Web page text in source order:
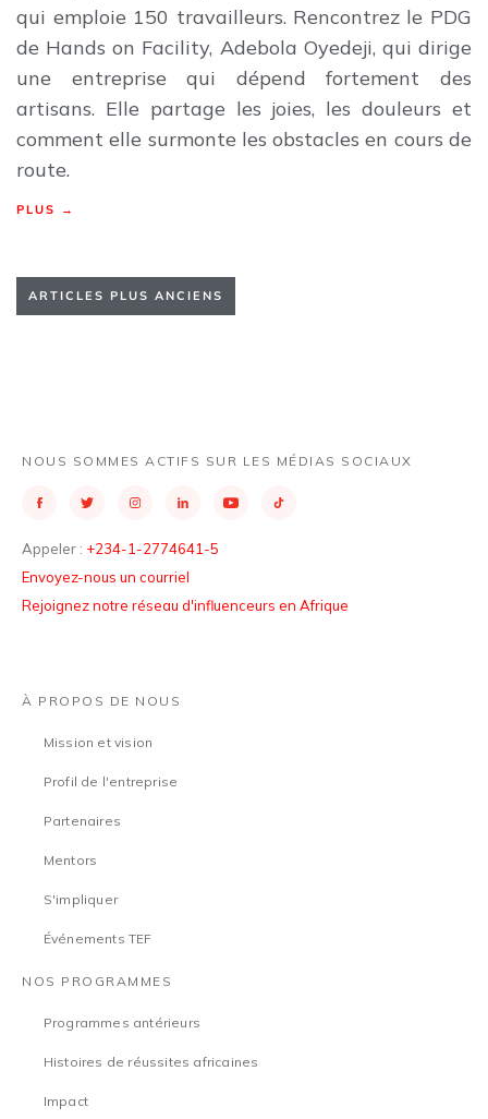
qui emploie 150 travailleurs. Rencontrez le PDG
de Hands on Facility, Adebola Oyedeji, qui dirige
une entreprise qui dépend fortement des
artisans. Elle partage les joies, les douleurs et
comment elle surmonte les obstacles en cours de
route.
PLUS →
ARTICLES PLUS ANCIENS
NOUS SOMMES ACTIFS SUR LES MÉDIAS SOCIAUX
Appeler : +234-1-2774641-5
Envoyez-nous un courriel
Rejoignez notre réseau d'influenceurs en Afrique
À PROPOS DE NOUS
Mission et vision
Profil de l'entreprise
Partenaires
Mentors
S'impliquer
Événements TEF
NOS PROGRAMMES
Programmes antérieurs
Histoires de réussites africaines
Impact